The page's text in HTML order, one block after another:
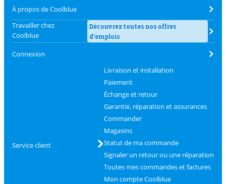
À propos de Coolblue
Travailler chez
Coolblue
Découvrez toutes nos offres
d'emplois
Connexion
Service client
Livraison et installation
Paiement
Échange et retour
Garantie, réparation et assurances
Commander
Magasins
Statut de ma commande
Signaler un retour ou une réparation
Toutes mes commandes et factures
Mon compte Coolblue